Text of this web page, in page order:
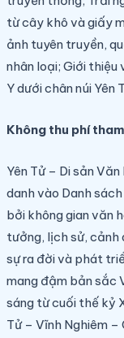
từ cây khô và giấy
ảnh tuyên truyền,
nhân loại; Giới
Y dưới chân núi Yên
Không thu phí
Yên Tử – Di sản
danh vào Danh
bởi không gian văn
tưởng, lịch sử, cảnh
sự ra đời và phát
mang đậm bản sắc
sáng từ cuối thế kỷ
Tử – Vĩnh Nghiêm –